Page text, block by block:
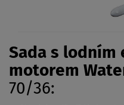
Sada s lodním
motorem
70/36: